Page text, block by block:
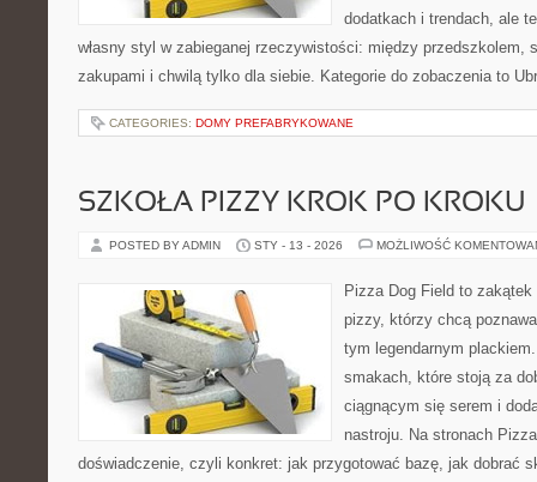
dodatkach i trendach, ale
własny styl w zabieganej rzeczywistości: między przedszkolem,
zakupami i chwilą tylko dla siebie. Kategorie do zobaczenia to
CATEGORIES: DOMY PREFABRYKOWANE
SZKOŁA PIZZY KROK PO KROKU
POSTED BY ADMIN STY - 13 - 2026 MOŻLIWOŚĆ
Pizza Dog Field to
pizzy, którzy chcą
tym legendarnym
smakach, które stoją za
ciągnącym się serem i
nastroju. Na stronach
doświadczenie, czyli konkret: jak przygotować bazę, jak dobrać